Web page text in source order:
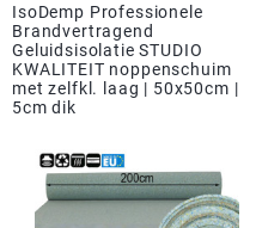
IsoDemp Professionele
Brandvertragend
Geluidsisolatie STUDIO
KWALITEIT noppenschuim
met zelfkl. laag | 50x50cm |
5cm dik